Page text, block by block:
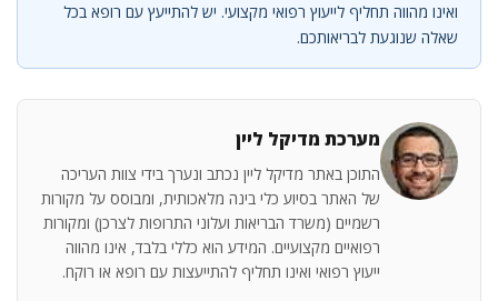
ואינו מהווה תחליף לייעוץ רפואי מקצועי. יש להתייעץ עם רופא בכל
שאלה שנוגעת לבריאותכם.
מערכת מדיקל ליין
התוכן באתר מדיקל ליין נכתב ונערך בידי צוות העריכה
של האתר בסיוע כלי בינה מלאכותית, ומבוסס על מקורות
רשמיים (משרד הבריאות ועלוני התרופות לצרכן) ומקורות
רפואיים מקצועיים. המידע הוא כללי בלבד, אינו מהווה
ייעוץ רפואי ואינו תחליף להתייעצות עם רופא או רוקח.